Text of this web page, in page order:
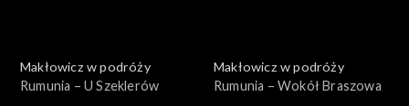
Makłowicz w podróży
Rumunia – U Szeklerów
Makłowicz w podróży
Rumunia – Wokół Braszowa